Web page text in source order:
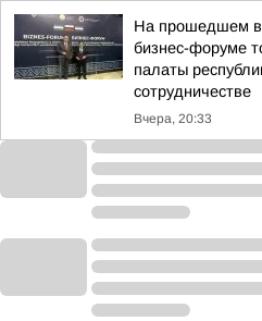
На прошедшем в
бизнес-форуме
палаты
сотрудничестве
Вчера, 20:33